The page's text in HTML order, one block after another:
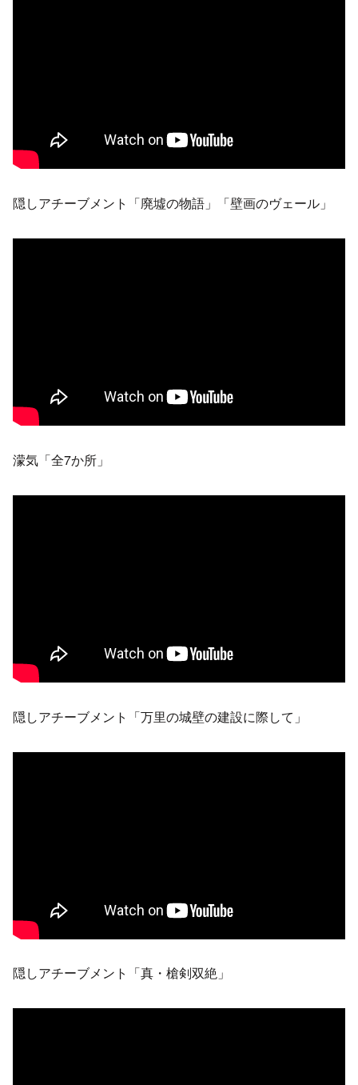
隠しアチーブメント「廃墟の物語」「壁画のヴェール」
濛気「全7か所」
隠しアチーブメント「万里の城壁の建設に際して」
隠しアチーブメント「真・槍剣双絶」